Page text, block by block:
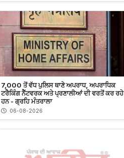
7,000 ਤੋਂ ਵੱਧ ਪੁਲਿਸ ਥਾਣੇ ਅਪਰਾਧ, ਅਪਰਾਧਿਕ
ਟਰੈਕਿੰਗ ਨੈੱਟਵਰਕ ਅਤੇ ਪ੍ਰਣਾਲੀਆਂ ਦੀ ਵਰਤੋਂ ਕਰ ਰਹੇ
ਹਨ - ਗ੍ਰਹਿ ਮੰਤਰਾਲਾ
06-08-2026